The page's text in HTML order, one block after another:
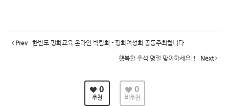
Prev 한반도 평화교육 온라인 박람회 - 평화여성회 공동주최합니다.
행복한 추석 명절 맞이하세요!! Next
0
추천
0
비추천